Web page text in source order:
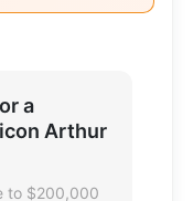
a
Arthur
to $200,000